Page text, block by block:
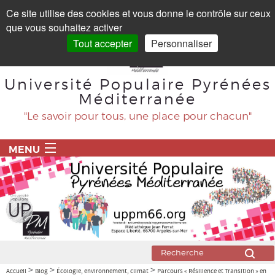
Université Populaire Pyrénées
Méditerranée
"Le savoir pour tous, une place pour chacun"
MENU
ACCUEIL
PROGRAMME
BLOG
Accueil > Blog > Écologie, environnement, climat > Parcours « Résilience et Transition » en
Ce site utilise des cookies et vous donne le contrôle sur ceux
que vous souhaitez activer
Tout accepter
Personnaliser